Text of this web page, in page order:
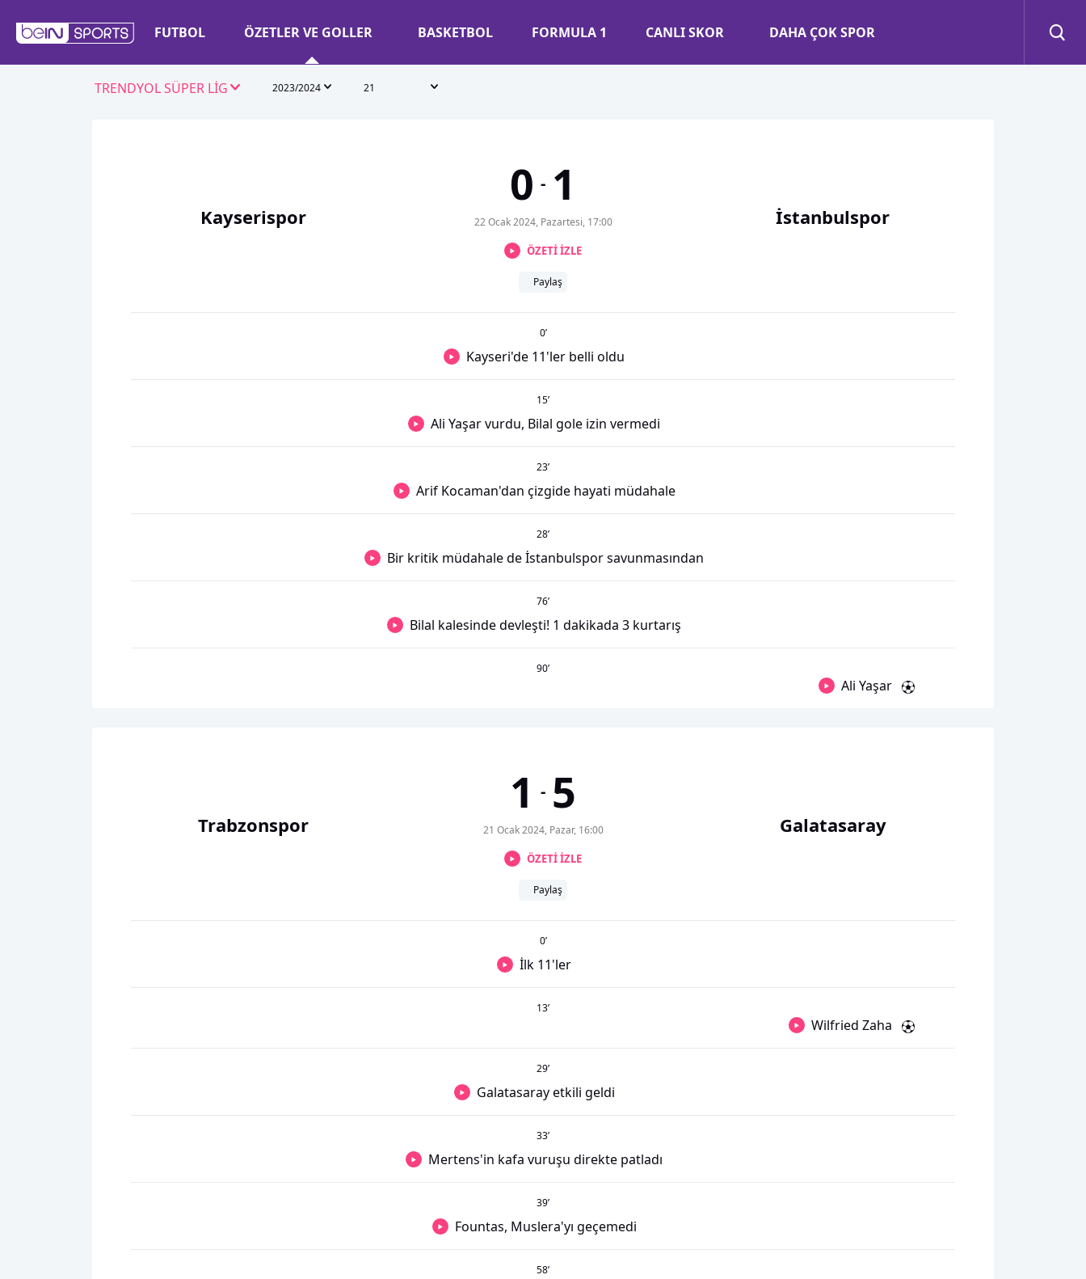
FUTBOL ÖZETLER VE GOLLER BASKETBOL FORMULA 1 CANLI SKOR DAHA ÇOK SPOR
TRENDYOL SÜPER LİG 2023/2024 21
Kayserispor
0 - 1
22 Ocak 2024, Pazartesi, 17:00
ÖZETİ İZLE
Paylaş
İstanbulspor
0’
Kayseri'de 11'ler belli oldu
15’
Ali Yaşar vurdu, Bilal gole izin vermedi
23’
Arif Kocaman'dan çizgide hayati müdahale
28’
Bir kritik müdahale de İstanbulspor savunmasından
76’
Bilal kalesinde devleşti! 1 dakikada 3 kurtarış
90’
Ali Yaşar
Trabzonspor
1 - 5
21 Ocak 2024, Pazar, 16:00
ÖZETİ İZLE
Paylaş
Galatasaray
0’
İlk 11'ler
13’
Wilfried Zaha
29’
Galatasaray etkili geldi
33’
Mertens'in kafa vuruşu direkte patladı
39’
Fountas, Muslera'yı geçemedi
58’